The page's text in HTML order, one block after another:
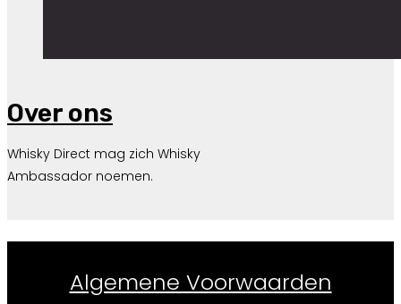
Over ons
Whisky Direct mag zich Whisky
Ambassador noemen.
Algemene Voorwaarden